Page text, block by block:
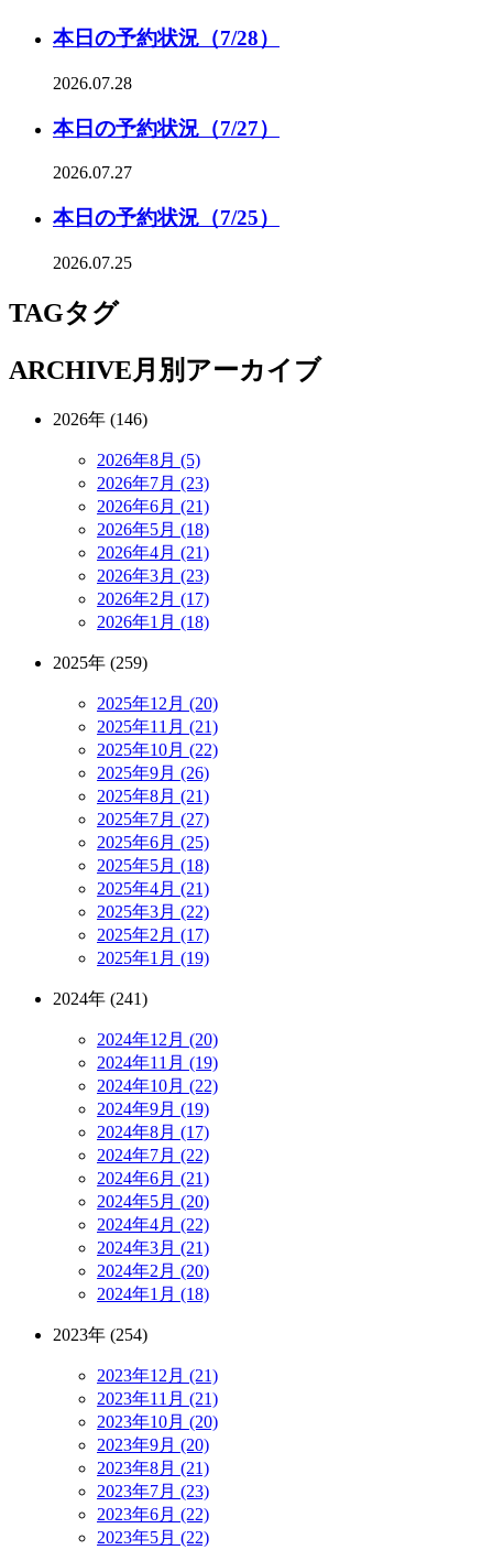
本日の予約状況（7/28）
2026.07.28
本日の予約状況（7/27）
2026.07.27
本日の予約状況（7/25）
2026.07.25
TAGタグ
ARCHIVE月別アーカイブ
2026年 (146)
2026年8月 (5)
2026年7月 (23)
2026年6月 (21)
2026年5月 (18)
2026年4月 (21)
2026年3月 (23)
2026年2月 (17)
2026年1月 (18)
2025年 (259)
2025年12月 (20)
2025年11月 (21)
2025年10月 (22)
2025年9月 (26)
2025年8月 (21)
2025年7月 (27)
2025年6月 (25)
2025年5月 (18)
2025年4月 (21)
2025年3月 (22)
2025年2月 (17)
2025年1月 (19)
2024年 (241)
2024年12月 (20)
2024年11月 (19)
2024年10月 (22)
2024年9月 (19)
2024年8月 (17)
2024年7月 (22)
2024年6月 (21)
2024年5月 (20)
2024年4月 (22)
2024年3月 (21)
2024年2月 (20)
2024年1月 (18)
2023年 (254)
2023年12月 (21)
2023年11月 (21)
2023年10月 (20)
2023年9月 (20)
2023年8月 (21)
2023年7月 (23)
2023年6月 (22)
2023年5月 (22)